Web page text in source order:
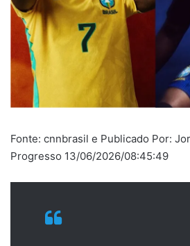
Fonte: cnnbrasil e Publicado Por:
Progresso 13/06/2026/08:45:49